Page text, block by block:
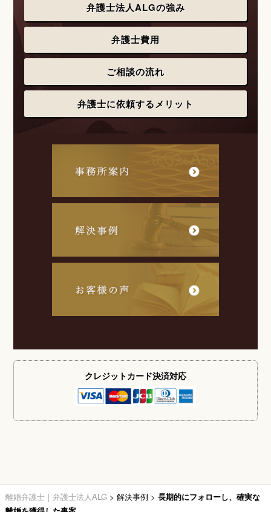
弁護士法人ALGの強み
弁護士費用
ご相談の流れ
弁護士に依頼するメリット
クレジットカード決済対応
離婚弁護士｜弁護士法人ALG > 解決事例 > 長期的にフォローし、確実な